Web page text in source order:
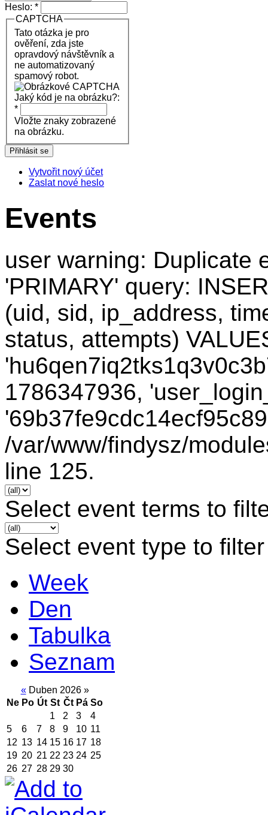
Heslo: *
CAPTCHA
Tato otázka je pro
ověření, zda jste
opravdový návštěvník a
ne automatizovaný
spamový robot.
Jaký kód je na obrázku?:
*
Vložte znaky zobrazené
na obrázku.
Vytvořit nový účet
Zaslat nové heslo
Events
user warning: Duplicate
'PRIMARY' query:
(uid, sid, ip_address,
status, attempts)
1786347936,
/var/www/findysz/
line 125.
Select event terms to
Select event type to
Week
Den
Tabulka
Seznam
«Duben 2026 »
Ne Po Út St Čt Pá So
1
2 3
4
5
6 7 8 9 10 11
12 13 14 15 16 17 18
19 20 21 22 23 24 25
26 27 28 29 30